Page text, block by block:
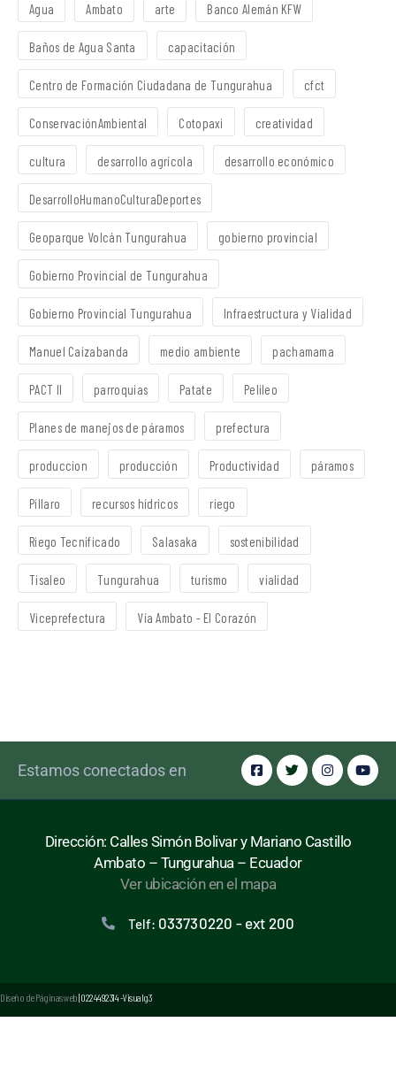
Agua Ambato arte Banco Alemán KFW
Baños de Agua Santa capacitación
Centro de Formación Ciudadana de Tungurahua cfct
ConservaciónAmbiental Cotopaxi creatividad
cultura desarrollo agrícola desarrollo económico
DesarrolloHumanoCulturaDeportes
Geoparque Volcán Tungurahua gobierno provincial
Gobierno Provincial de Tungurahua
Gobierno Provincial Tungurahua Infraestructura y Vialidad
Manuel Caizabanda medio ambiente pachamama
PACT II parroquias Patate Pelileo
Planes de manejos de páramos prefectura
produccion producción Productividad páramos
Píllaro recursos hídricos riego
Riego Tecnificado Salasaka sostenibilidad
Tisaleo Tungurahua turismo vialidad
Viceprefectura Vía Ambato - El Corazón
Estamos conectados en
Dirección: Calles Simón Bolivar y Mariano Castillo
Ambato – Tungurahua – Ecuador
Ver ubicación en el mapa
Telf: 033730220 - ext 200
Diseño de Páginas web| 0224492314 -Visualg3